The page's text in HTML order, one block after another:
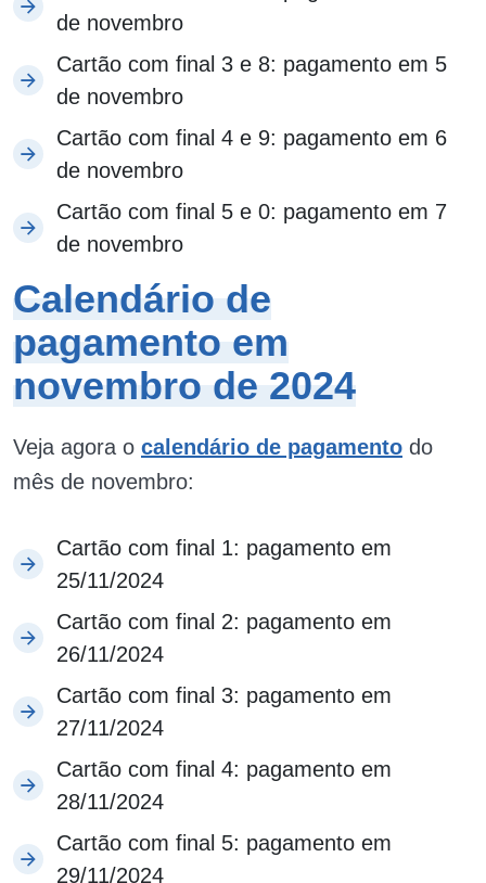
de novembro
Cartão com final 3 e 8: pagamento em 5
de novembro
Cartão com final 4 e 9: pagamento em 6
de novembro
Cartão com final 5 e 0: pagamento em 7
de novembro
Calendário de
pagamento em
novembro de 2024
Veja agora o calendário de pagamento do
mês de novembro:
Cartão com final 1: pagamento em
25/11/2024
Cartão com final 2: pagamento em
26/11/2024
Cartão com final 3: pagamento em
27/11/2024
Cartão com final 4: pagamento em
28/11/2024
Cartão com final 5: pagamento em
29/11/2024